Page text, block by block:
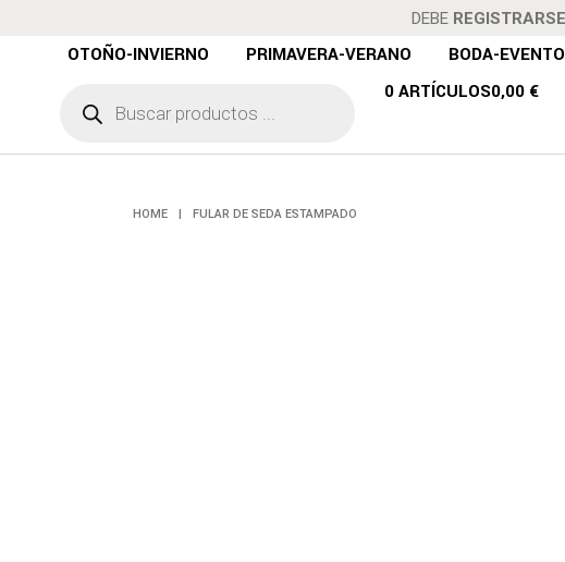
DEBE REGISTRARSE
OTOÑO-INVIERNO PRIMAVERA-VERANO BODA-
productos
0 ARTÍCULOS0,00 €
FULAR
HOME | FULAR DE SEDA ESTAMPADO